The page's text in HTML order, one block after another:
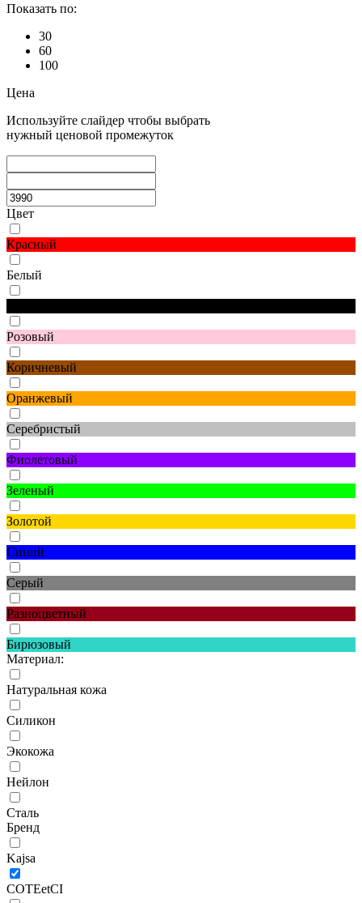
Показать по:
30
60
100
Цена
Используйте слайдер чтобы выбрать
нужный ценовой промежуток
Цвет
Красный
Белый
Розовый
Коричневый
Оранжевый
Серебристый
Фиолетовый
Зеленый
Золотой
Синий
Серый
Разноцветный
Бирюзовый
Материал:
Натуральная кожа
Силикон
Экокожа
Нейлон
Сталь
Бренд
Kajsa
COTEetCI